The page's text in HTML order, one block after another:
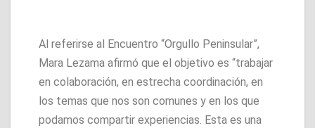
Al referirse al Encuentro “Orgullo Peninsular”,
Mara Lezama afirmó que el objetivo es “trabajar
en colaboración, en estrecha coordinación, en
los temas que nos son comunes y en los que
podamos compartir experiencias. Esta es una